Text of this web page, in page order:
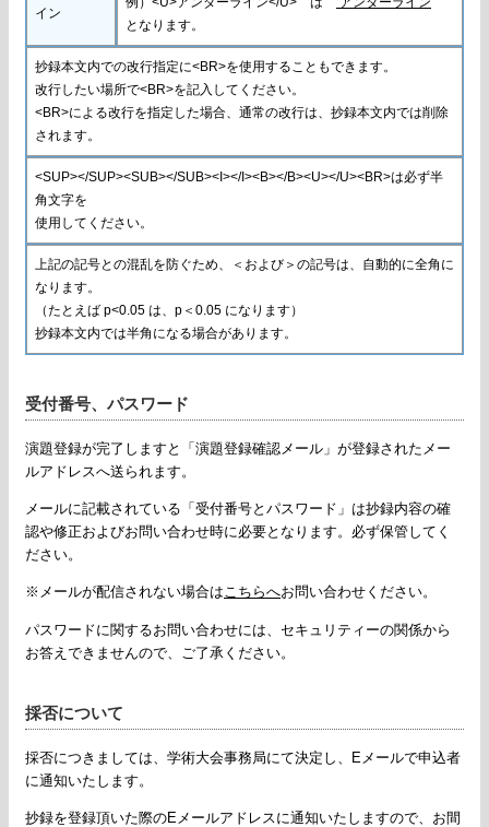
イン
となります。
抄録本文内での改行指定に<BR>を使用することもできます。
改行したい場所で<BR>を記入してください。
<BR>による改行を指定した場合、通常の改行は、抄録本文内では削除
されます。
<SUP></SUP><SUB></SUB><I></I><B></B><U></U><BR>は必ず半
角文字を
使用してください。
上記の記号との混乱を防ぐため、＜および＞の記号は、自動的に全角に
なります。
（たとえば p<0.05 は、p＜0.05 になります）
抄録本文内では半角になる場合があります。
受付番号、パスワード
演題登録が完了しますと「演題登録確認メール」が登録されたメー
ルアドレスへ送られます。
メールに記載されている「受付番号とパスワード」は抄録内容の確
認や修正およびお問い合わせ時に必要となります。必ず保管してく
ださい。
※メールが配信されない場合はこちらへお問い合わせください。
パスワードに関するお問い合わせには、セキュリティーの関係から
お答えできませんので、ご了承ください。
採否について
採否につきましては、学術大会事務局にて決定し、Eメールで申込者
に通知いたします。
抄録を登録頂いた際のEメールアドレスに通知いたしますので、お間